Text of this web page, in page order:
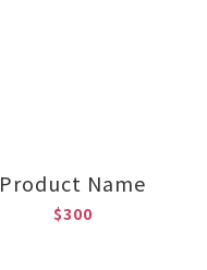
Product Name
$300